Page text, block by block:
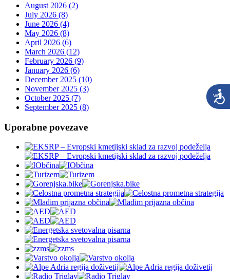
August 2026 (2)
July 2026 (8)
June 2026 (4)
May 2026 (8)
April 2026 (6)
March 2026 (12)
February 2026 (9)
January 2026 (6)
December 2025 (10)
November 2025 (3)
October 2025 (7)
September 2025 (8)
Uporabne povezave